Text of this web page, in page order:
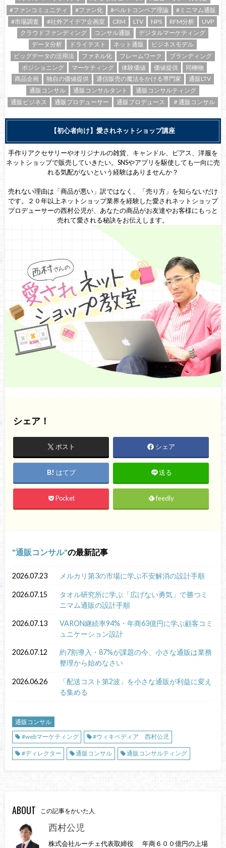
#ファンコミュニティ
#ファン化 #ベルトコンベア理論
#ミニマム通販
#市場調査
#社外アイデア企画室 CRM LTV NPS RFM分析
UVP
クラウドファンディング
コンサル通販
デジタルマーケティング
データ分析
ドライテスト ネット通販
ビジネスモデル
ビッグデータの活用法
ファネル化 フレームワーク
ブランディング
ポジショニング
マーケティング 体験価値 価値提供
同梱物
商品企画
独自の価値提供 通信販売の魔法をかける専門家
通販LTV
通販コンサル
通販コンサルタント
通販コンサルティング
通販ビジネス
通販プロデューサー 通販プロデュース ＃通販コンサル
【初心者向け】愛されネットショップ講座
手作りアクセサリーやオリジナルの雑貨、キャンドル、ピアス、洋服を
ネットショップで販売していきたい。SNSやアプリを駆使しても一向に売
れる気配がないという経験はありませんか？
売れない理由は「商品が悪い」訳ではなく、「売り方」を知らないだけ
です。２０年以上ネットショップ業界を経験した愛されネットショップ
プロデューサーの西村公児が、あなたの商品がお友達やお客様にもっと
売れて愛される秘訣をお伝えします。
シェア！
ポスト シェア
はてブ 送る
Pocket feedly
通販コンサル の最新記事
2026.07.23 メルカリ第3の市場に学ぶ不安解消の設計手順
2026.07.15
タオル研究所に学ぶ「広げない勇気」で勝つミ
ニマム通販の設計手順
2026.07.13
VARON継続率94%・年商63億円に学ぶ顧客コミ
ュニケーション設計
2026.07.12
約7割導入・87%が課題の今、小さな通販は業務
整理から始めなさい
2026.06.26
「配送コスト第2波」を小さな通販が利益に変え
る集める
通販コンサル
#webマーケティング
#ウィキペディア 西村公児
#ディレクター 通販コンサル 通販コンサルティング
ABOUT この記事をかいた人
西村公児
株式会社ルーチェ代表取締役 年商６００億円の上場